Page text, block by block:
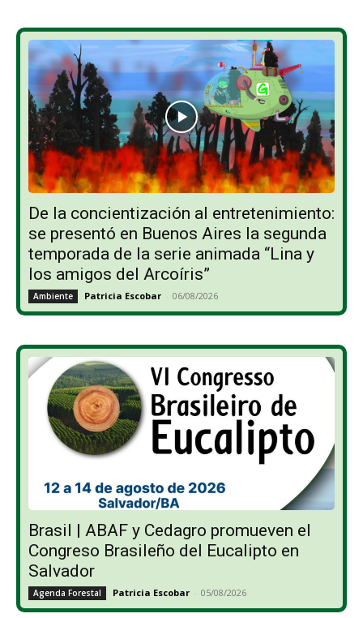
De la concientización al entretenimiento:
se presentó en Buenos Aires la segunda
temporada de la serie animada “Lina y
los amigos del Arcoíris”
Ambiente Patricia Escobar - 06/08/2026
Brasil | ABAF y Cedagro promueven el
Congreso Brasileño del Eucalipto en
Salvador
Agenda Forestal Patricia Escobar - 05/08/2026